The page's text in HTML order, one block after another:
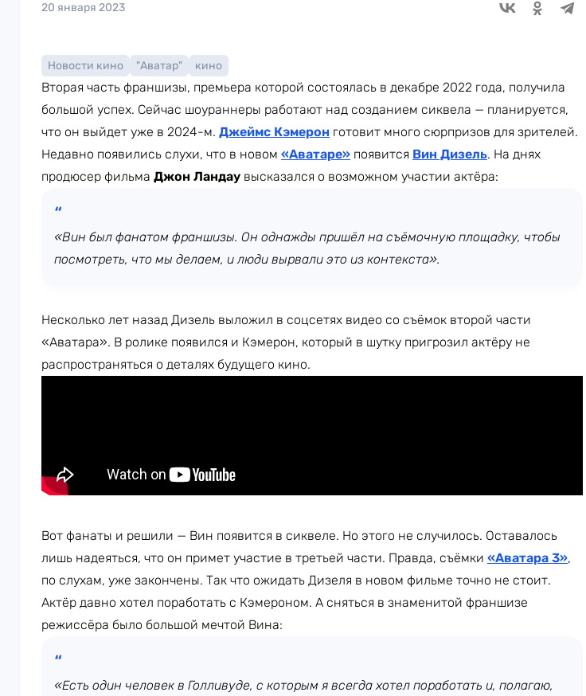
20 января 2023
Новости кино "Аватар" кино
Вторая часть франшизы, премьера которой состоялась в декабре 2022 года, получила
большой успех. Сейчас шоураннеры работают над созданием сиквела — планируется,
что он выйдет уже в 2024-м. Джеймс Кэмерон готовит много сюрпризов для зрителей.
Недавно появились слухи, что в новом «Аватаре» появится Вин Дизель. На днях
продюсер фильма Джон Ландау высказался о возможном участии актёра:
«Вин был фанатом франшизы. Он однажды пришёл на съёмочную площадку, чтобы
посмотреть, что мы делаем, и люди вырвали это из контекста».
Несколько лет назад Дизель выложил в соцсетях видео со съёмок второй части
«Аватара». В ролике появился и Кэмерон, который в шутку пригрозил актёру не
распространяться о деталях будущего кино.
Вот фанаты и решили — Вин появится в сиквеле. Но этого не случилось. Оставалось
лишь надеяться, что он примет участие в третьей части. Правда, съёмки «Аватара 3»,
по слухам, уже закончены. Так что ожидать Дизеля в новом фильме точно не стоит.
Актёр давно хотел поработать с Кэмероном. А сняться в знаменитой франшизе
режиссёра было большой мечтой Вина:
«Есть один человек в Голливуде, с которым я всегда хотел поработать и, полагаю,